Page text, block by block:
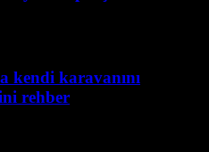
kendi karavanını
rehber